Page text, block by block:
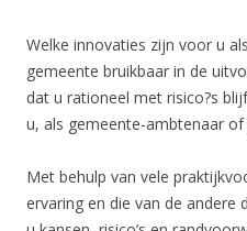
Welke innovaties zijn voor u
gemeente bruikbaar in de
dat u rationeel met risico?s
u, als gemeente-ambtenaar
Met behulp van vele
ervaring en die van de andere